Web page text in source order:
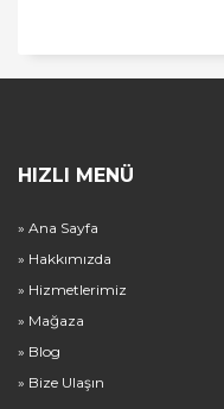
HIZLI MENÜ
» Ana Sayfa
» Hakkımızda
» Hizmetlerimiz
» Mağaza
» Blog
» Bize Ulaşın